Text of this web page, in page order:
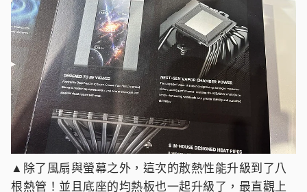
▲除了風扇與螢幕之外，這次的散熱性能升級到了八
根熱管！並且底座的均熱板也一起升級了，最直觀上